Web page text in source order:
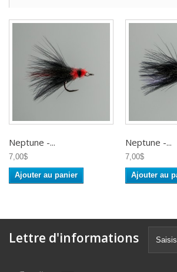
Neptune -...
7,00$
Ajouter au panier
Neptune -...
7,00$
Ajouter au
Lettre d'informations